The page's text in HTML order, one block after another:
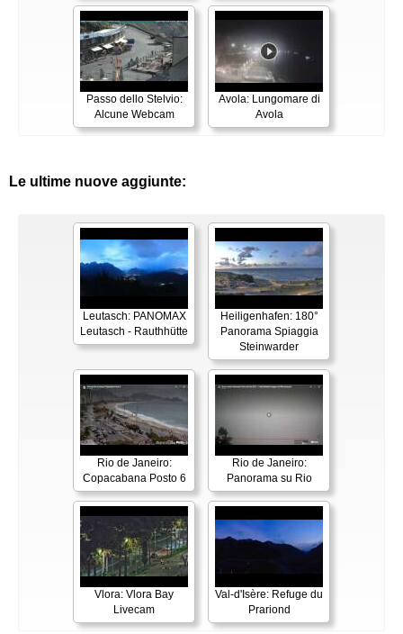
Passo dello Stelvio:
Alcune Webcam
Avola: Lungomare di
Avola
Le ultime nuove aggiunte:
Leutasch: PANOMAX
Leutasch - Rauthhütte
Heiligenhafen: 180°
Panorama Spiaggia
Steinwarder
Rio de Janeiro:
Copacabana Posto 6
Rio de Janeiro:
Panorama su Rio
Vlora: Vlora Bay
Livecam
Val-d'Isère: Refuge du
Prariond